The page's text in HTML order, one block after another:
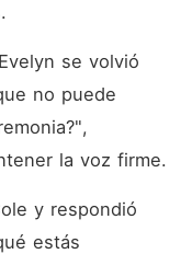
se volvió
no puede
la voz firme.
y respondió
estás